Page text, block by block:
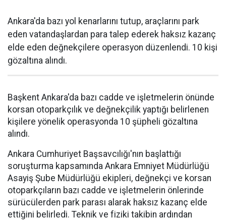
Ankara'da bazı yol kenarlarını tutup, araçlarını park
eden vatandaşlardan para talep ederek haksız kazanç
elde eden değnekçilere operasyon düzenlendi. 10 kişi
gözaltına alındı.
Başkent Ankara'da bazı cadde ve işletmelerin önünde
korsan otoparkçılık ve değnekçilik yaptığı belirlenen
kişilere yönelik operasyonda 10 şüpheli gözaltına
alındı.
Ankara Cumhuriyet Başsavcılığı'nın başlattığı
soruşturma kapsamında Ankara Emniyet Müdürlüğü
Asayiş Şube Müdürlüğü ekipleri, değnekçi ve korsan
otoparkçıların bazı cadde ve işletmelerin önlerinde
sürücülerden park parası alarak haksız kazanç elde
ettiğini belirledi. Teknik ve fiziki takibin ardından